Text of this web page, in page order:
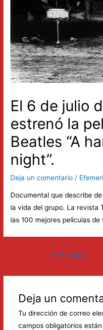
El 6 de julio
estrenó la
Beatles “A
night”.
Deja un comentario /
Documental que describe
la vida del grupo. La revista
las 100 mejores películas de
Navegación
entradas
← Entrada
Deja un
Tu dirección de correo
campos obligatorios